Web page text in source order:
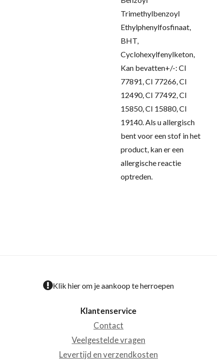
Trimethylbenzoyl
Ethylphenylfosfinaat,
BHT,
Cyclohexylfenylketon,
Kan bevatten+/-: CI
77891, CI 77266, CI
12490, CI 77492, CI
15850, CI 15880, CI
19140. Als u allergisch
bent voor een stof in het
product, kan er een
allergische reactie
optreden.
Klik hier om je aankoop te herroepen
Klantenservice
Contact
Veelgestelde vragen
Levertijd en verzendkosten